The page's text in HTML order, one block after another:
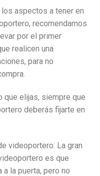
aspectos a tener en
recomendamos
por el primer
realicen una
para no
que elijas, siempre que
deberás fijarte en
videoportero: La gran
es que
la puerta, pero no